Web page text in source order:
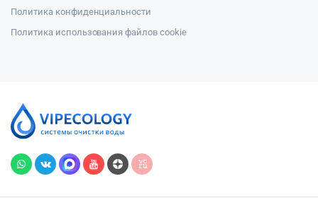
Политика конфиденциальности
Политика использования файлов cookie